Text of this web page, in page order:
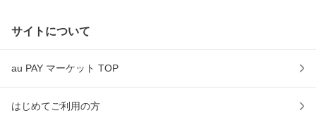
サイトについて
au PAY マーケット TOP
はじめてご利用の方